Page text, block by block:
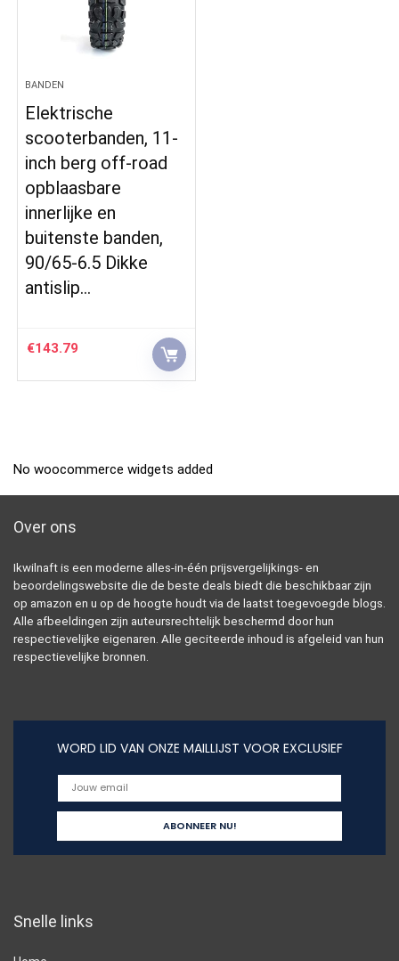
BANDEN
Elektrische
scooterbanden, 11-
inch berg off-road
opblaasbare
innerlijke en
buitenste banden,
90/65-6.5 Dikke
antislip…
€143.79
No woocommerce widgets added
Over ons
Ikwilnaft is een moderne alles-in-één prijsvergelijkings- en
beoordelingswebsite die de beste deals biedt die beschikbaar zijn
op amazon en u op de hoogte houdt via de laatst toegevoegde blogs.
Alle afbeeldingen zijn auteursrechtelijk beschermd door hun
respectievelijke eigenaren. Alle geciteerde inhoud is afgeleid van hun
respectievelijke bronnen.
WORD LID VAN ONZE MAILLIJST VOOR EXCLUSIEF
Snelle links